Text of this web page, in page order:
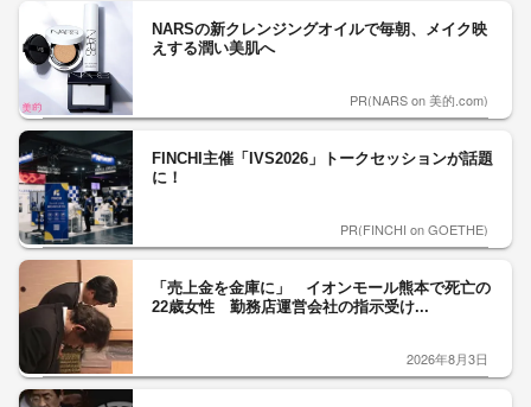
NARSの新クレンジングオイルで毎朝、メイク映
えする潤い美肌へ
PR(NARS on 美的.com)
FINCHI主催「IVS2026」トークセッションが話題
に！
PR(FINCHI on GOETHE)
「売上金を金庫に」 イオンモール熊本で死亡の
22歳女性 勤務店運営会社の指示受け...
2026年8月3日